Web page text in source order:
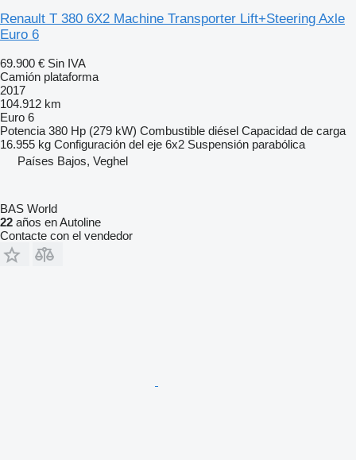
Renault T 380 6X2 Machine Transporter Lift+Steering Axle
Euro 6
69.900 € Sin IVA
Camión plataforma
2017
104.912 km
Euro 6
Potencia 380 Hp (279 kW) Combustible diésel Capacidad de carga
16.955 kg Configuración del eje 6x2 Suspensión parabólica
Países Bajos, Veghel
BAS World
22 años en Autoline
Contacte con el vendedor